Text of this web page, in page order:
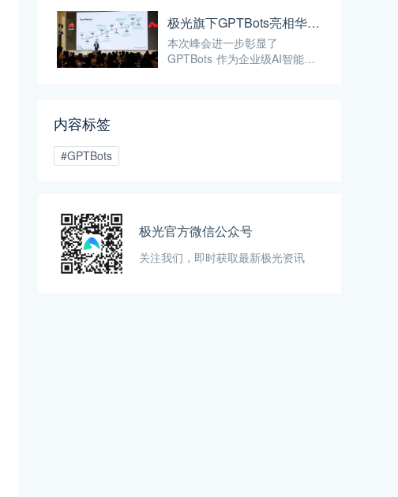
这已经不仅仅是"技术出海"，而
是真正的"能力出海"。
极光旗下GPTBots亮相华为泰国合作伙伴峰会，带来让流量真正转化为业绩的AI解决方案
本次峰会进一步彰显了
GPTBots 作为企业级AI智能体
内容标签
#GPTBots
极光官方微信公众号
关注我们，即时获取最新极光资讯